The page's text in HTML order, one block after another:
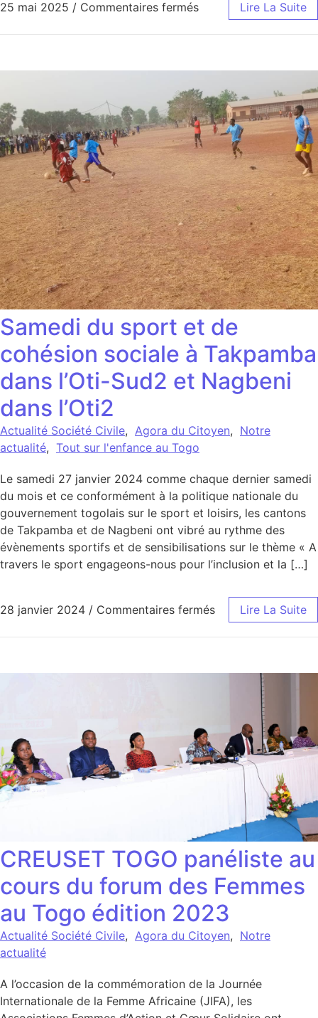
25 mai 2025 / Commentaires ferméssur Célébration de
Lire La Suite
Samedi du sport et de
cohésion sociale à Takpamba
dans l’Oti-Sud2 et Nagbeni
dans l’Oti2
Actualité Société Civile, Agora du Citoyen, Notre
actualité, Tout sur l'enfance au Togo
Le samedi 27 janvier 2024 comme chaque dernier samedi
du mois et ce conformément à la politique nationale du
gouvernement togolais sur le sport et loisirs, les cantons
de Takpamba et de Nagbeni ont vibré au rythme des
évènements sportifs et de sensibilisations sur le thème « A
travers le sport engageons-nous pour l’inclusion et la […]
28 janvier 2024 / Commentaires ferméssur Samedi du
Lire La Suite
CREUSET TOGO panéliste au
cours du forum des Femmes
au Togo édition 2023
Actualité Société Civile, Agora du Citoyen, Notre
actualité
A l’occasion de la commémoration de la Journée
Internationale de la Femme Africaine (JIFA), les